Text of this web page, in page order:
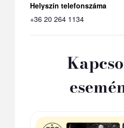
+36 20 264 1134